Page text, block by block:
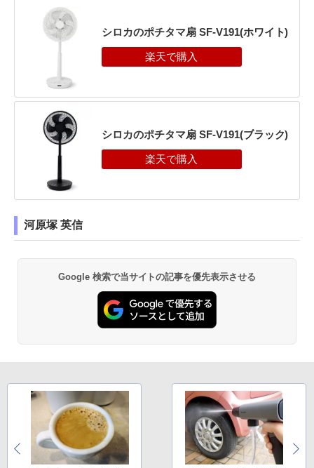
シロカのポチタマ扇 SF-V191(ホワイト)
シロカのポチタマ扇 SF-V191(ブラック)
河原塚 英信
Google 検索で当サイトの記事を優先表示させる